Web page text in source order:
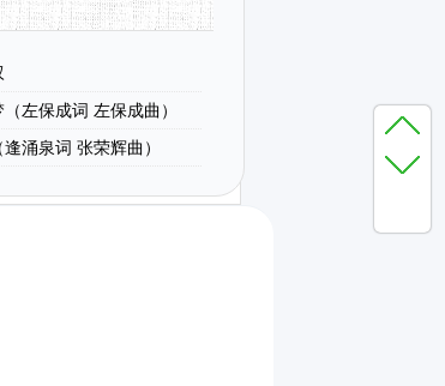
左保成词 左保成曲）
涌泉词 张荣辉曲）